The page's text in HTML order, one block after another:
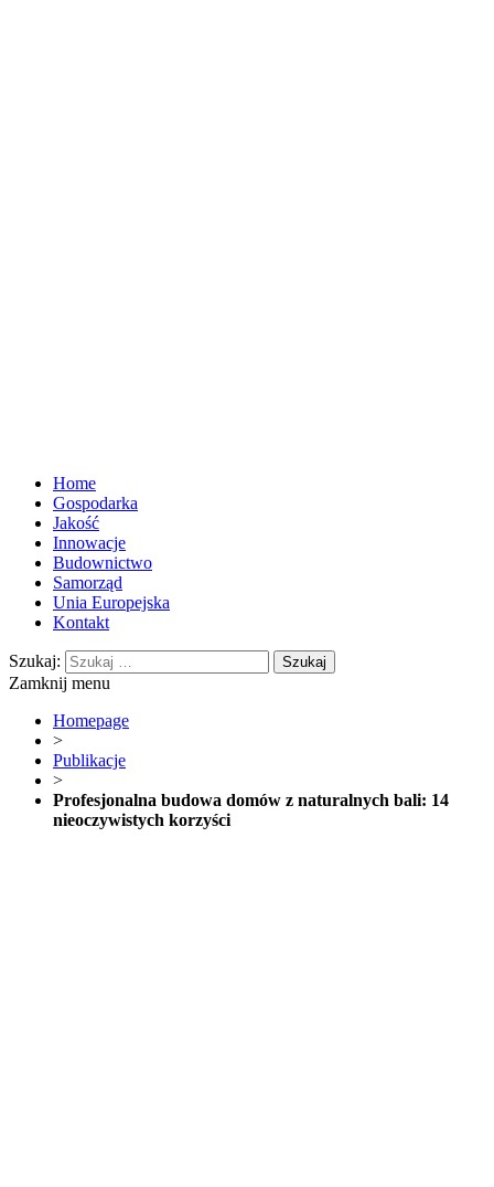
Home
Gospodarka
Jakość
Innowacje
Budownictwo
Samorząd
Unia Europejska
Kontakt
Szukaj:
Zamknij menu
Homepage
>
Publikacje
>
Profesjonalna budowa domów z naturalnych bali: 14
nieoczywistych korzyści